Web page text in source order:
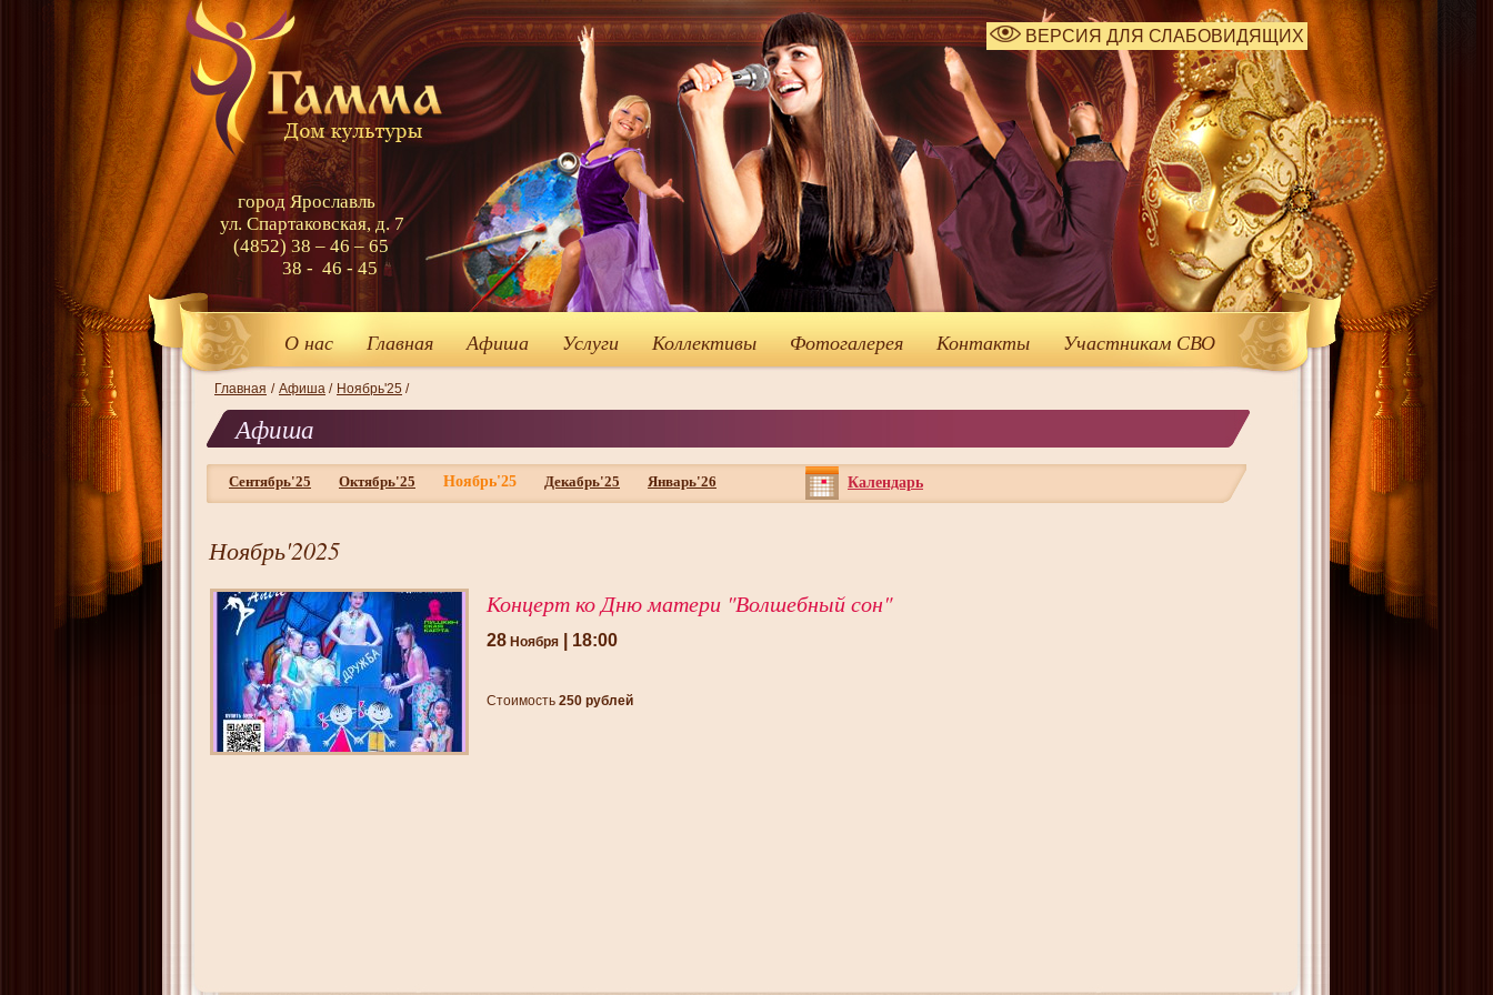
ВЕРСИЯ ДЛЯ СЛАБОВИДЯЩИХ
О нас Главная Афиша Услуги Коллективы Фотогалерея Контакты Участникам СВО
город Ярославль
ул. Спартаковская, д. 7
(4852) 38 – 46 – 65
38 - 46 - 45
Главная / Афиша / Ноябрь'25 /
Афиша
Сентябрь'25 Октябрь'25 Ноябрь'25 Декабрь'25 Январь'26 Календарь
Ноябрь'2025
Концерт ко Дню матери "Волшебный сон"
28 Ноября | 18:00
Стоимость 250 рублей